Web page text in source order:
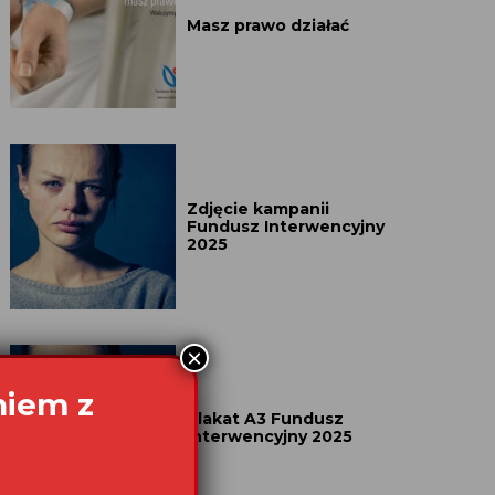
Masz prawo działać
Zdjęcie kampanii
Fundusz Interwencyjny
2025
Plakat A3 Fundusz
Interwencyjny 2025
z
×